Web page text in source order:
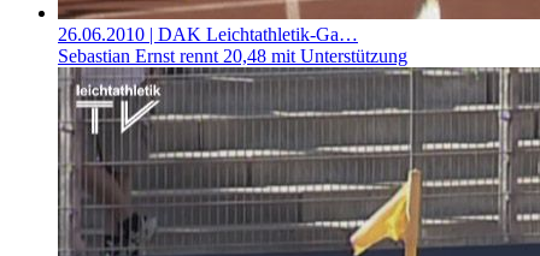
26.06.2010 | DAK Leichtathletik-Ga…
Sebastian Ernst rennt 20,48 mit Unterstützung